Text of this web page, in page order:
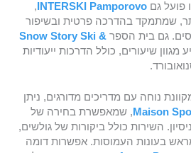
פועל גםINTERSKI Pamporovo
,
שמתמקד בהדרכה פרטית ובשיפור
גם בית הספרSnow Story Ski &
מגוון שיעורים, כולל הדרכות ייעודיות
נוחה עם מדריכים מדורגים, ניתן
Maison , שמאפשרת בחירה של
השירות כולל ביקורות של גולשים,
בעונות העמוסות. אפשרות דומה